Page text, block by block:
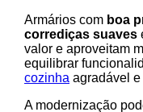
Armários com boa
corrediças suaves
valor e aproveitam
equilibrar
cozinha agradável
A modernização